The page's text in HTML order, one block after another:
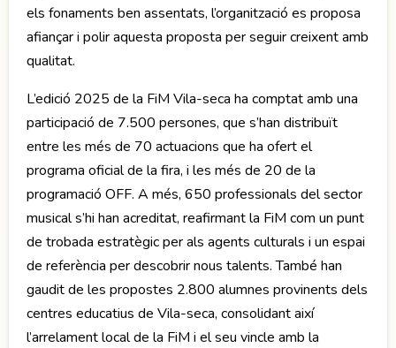
els fonaments ben assentats, l’organització es proposa
afiançar i polir aquesta proposta per seguir creixent amb
qualitat.
L’edició 2025 de la FiM Vila-seca ha comptat amb una
participació de 7.500 persones, que s’han distribuït
entre les més de 70 actuacions que ha ofert el
programa oficial de la fira, i les més de 20 de la
programació OFF. A més, 650 professionals del sector
musical s’hi han acreditat, reafirmant la FiM com un punt
de trobada estratègic per als agents culturals i un espai
de referència per descobrir nous talents. També han
gaudit de les propostes 2.800 alumnes provinents dels
centres educatius de Vila-seca, consolidant així
l’arrelament local de la FiM i el seu vincle amb la